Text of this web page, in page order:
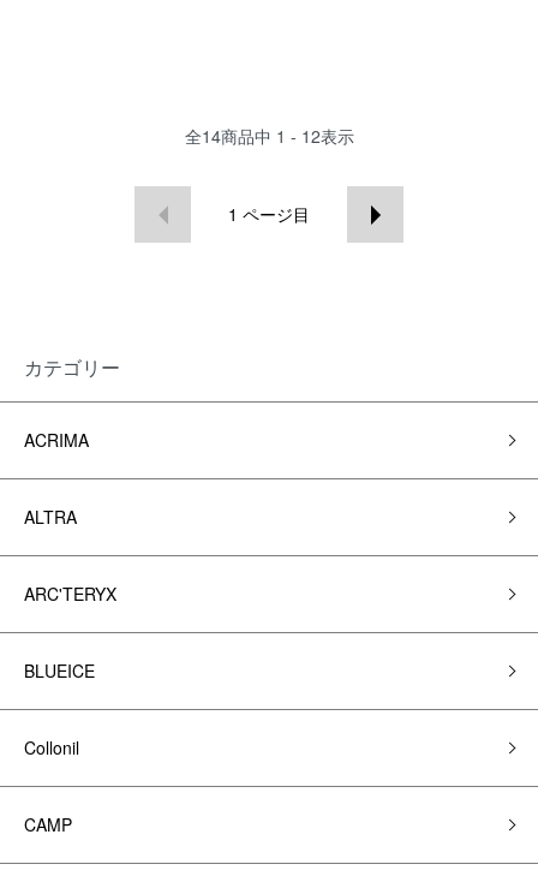
全14商品中 1 - 12表示
1 ページ目
カテゴリー
ACRIMA
ALTRA
ARC'TERYX
BLUEICE
Collonil
CAMP